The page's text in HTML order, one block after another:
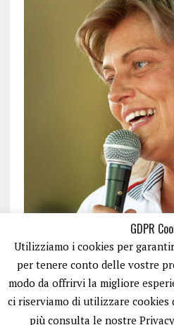
ISCRIVITI
GDPR
Utilizziamo i cookies per
per tenere conto delle vostre
modo da offrirvi la migliore
ci riserviamo di utilizzare cookies
più consulta le nostre